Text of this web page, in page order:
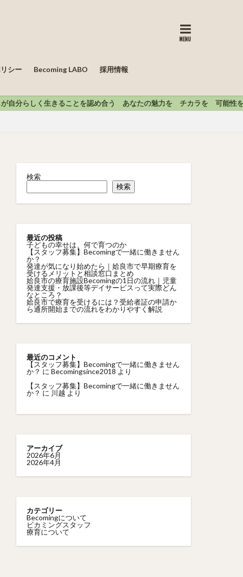
姶良市の児童発達支援・放課後等
シー Becoming LABO 採用情報
を認め合う あなたの魅力を チカラを 可能性を 最大限に引き出した
検索
検索
最近の投稿
子どもの幸せは、何で育つのか
【スタッフ募集】Becomingで一緒に働きません
か？
発達が気になり始めたら｜姶良市で早期療育を
受けるメリットと相談窓口まとめ
姶良市の療育施設Becomingの1日の流れ｜児童
発達支援・放課後等デイサービスって実際どん
なところ？
姶良市で療育を受けるには？受給者証の申請か
ら通所開始までの流れをわかりやすく解説
最近のコメント
【スタッフ募集】Becomingで一緒に働きません
か？ に Becomingsince2018 より
【スタッフ募集】Becomingで一緒に働きません
か？ に 川越 より
アーカイブ
2026年6月
2026年4月
カテゴリー
Becomingについて
ビカミングスタッフ
療育について